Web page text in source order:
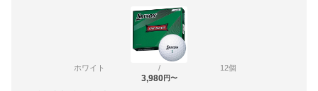
ホワイト / 12個
3,980円〜